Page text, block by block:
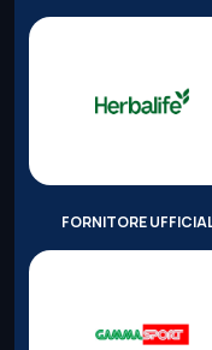
FORNITORE